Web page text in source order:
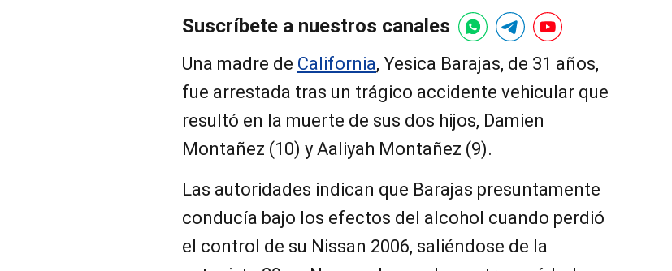
Suscríbete a nuestros canales
Una madre de California, Yesica Barajas, de 31 años,
fue arrestada tras un trágico accidente vehicular que
resultó en la muerte de sus dos hijos, Damien
Montañez (10) y Aaliyah Montañez (9).
Las autoridades indican que Barajas presuntamente
conducía bajo los efectos del alcohol cuando perdió
el control de su Nissan 2006, saliéndose de la